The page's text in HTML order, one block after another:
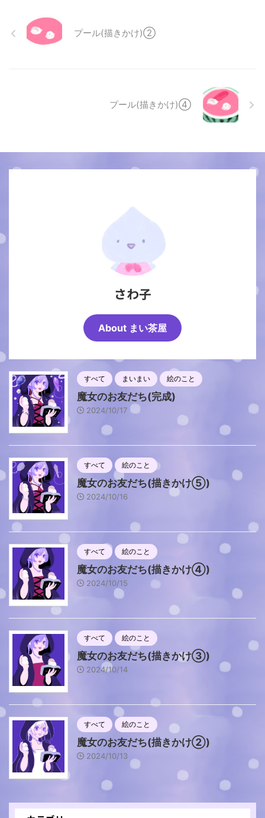
プール(描きかけ)②
プール(描きかけ)④
さわ子
About まい茶屋
すべて まいまい 絵のこと
魔女のお友だち(完成)
2024/10/17
すべて 絵のこと
魔女のお友だち(描きかけ⑤)
2024/10/16
すべて 絵のこと
魔女のお友だち(描きかけ④)
2024/10/15
すべて 絵のこと
魔女のお友だち(描きかけ③)
2024/10/14
すべて 絵のこと
魔女のお友だち(描きかけ②)
2024/10/13